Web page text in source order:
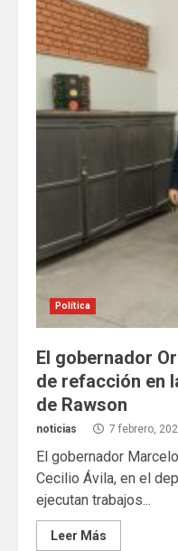
Política
El gobernador
de refacción en
de Rawson
noticias 7 febrero,
El gobernador
Cecilio Ávila, en el
ejecutan trabajos...
Leer Más